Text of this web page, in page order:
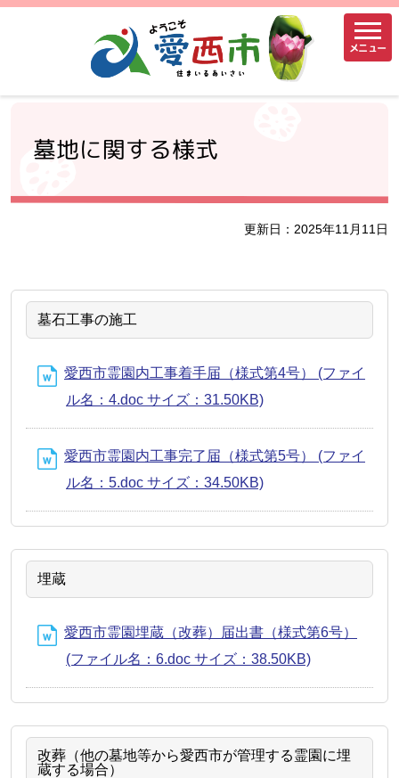
メニュー
墓地に関する様式
更新日：2025年11月11日
墓石工事の施工
愛西市霊園内工事着手届（様式第4号） (ファイ
ル名：4.doc サイズ：31.50KB)
愛西市霊園内工事完了届（様式第5号） (ファイ
ル名：5.doc サイズ：34.50KB)
埋蔵
愛西市霊園埋蔵（改葬）届出書（様式第6号）
(ファイル名：6.doc サイズ：38.50KB)
改葬（他の墓地等から愛西市が管理する霊園に埋
蔵する場合）